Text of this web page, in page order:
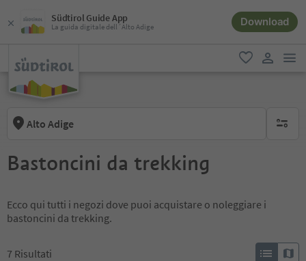
Südtirol Guide App
La guida digitale dell´Alto Adige Download
favoriti
Alto Adige
Bastoncini da trekking
Ecco qui tutti i negozi dove puoi acquistare o noleggiare i
bastoncini da trekking.
7 Risultati